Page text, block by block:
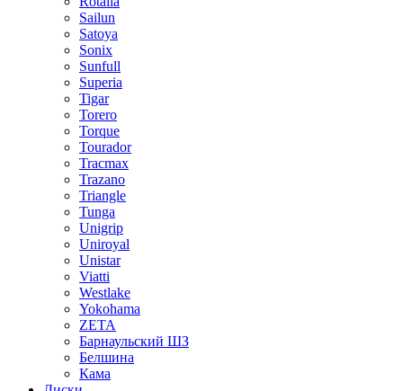
Sailun
Satoya
Sonix
Sunfull
Superia
Tigar
Torero
Torque
Tourador
Tracmax
Trazano
Triangle
Tunga
Unigrip
Uniroyal
Unistar
Viatti
Westlake
Yokohama
ZETA
Барнаульский ШЗ
Белшина
Кама